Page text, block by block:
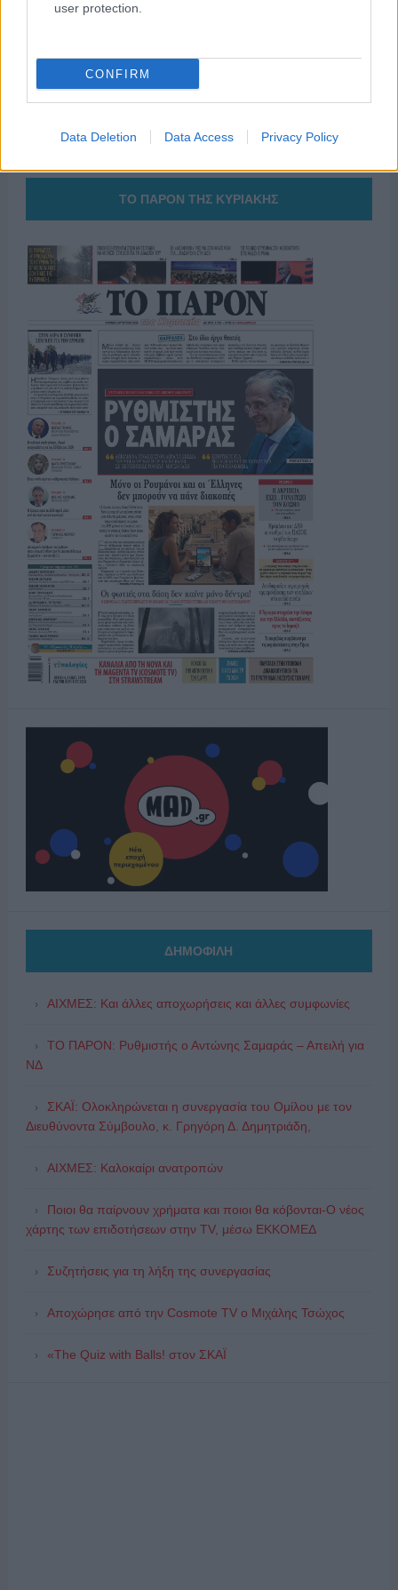
user protection.
CONFIRM
Data Deletion Data Access Privacy Policy
το ελληνικό καλοκαίρι και ένας
ΟΣΑ ΧΡΕΙΑΖΕΣΑΙ
ΓΙΑ ΤΟ ΚΑΛΟΚΑΙΡΙ ΣΟΥ →
ΤΟ ΠΑΡΟΝ ΤΗΣ ΚΥΡΙΑΚΗΣ
ΔΗΜΟΦΙΛΗ
ΑΙΧΜΕΣ: Και άλλες αποχωρήσεις και άλλες συμφωνίες
ΤΟ ΠΑΡΟΝ: Ρυθμιστής ο Αντώνης Σαμαράς – Απειλή για
ΝΔ
ΣΚΑΪ: Ολοκληρώνεται η συνεργασία του Ομίλου με τον
Διευθύνοντα Σύμβουλο, κ. Γρηγόρη Δ. Δημητριάδη,
ΑΙΧΜΕΣ: Καλοκαίρι ανατροπών
Ποιοι θα παίρνουν χρήματα και ποιοι θα κόβονται-Ο νέος
χάρτης των επιδοτήσεων στην TV, μέσω ΕΚΚΟΜΕΔ
Συζητήσεις για τη λήξη της συνεργασίας
Αποχώρησε από την Cosmote TV o Μιχάλης Τσώχος
«The Quiz with Balls! στον ΣΚΑΪ